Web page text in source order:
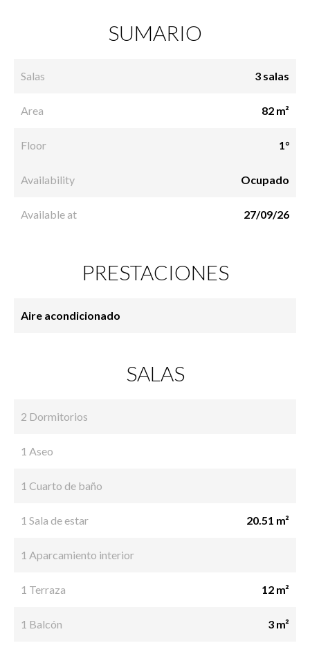
SUMARIO
Salas 3 salas
Area 82 m²
Floor 1°
Availability Ocupado
Available at 27/09/26
PRESTACIONES
Aire acondicionado
SALAS
2 Dormitorios
1 Aseo
1 Cuarto de baño
1 Sala de estar 20.51 m²
1 Aparcamiento interior
1 Terraza 12 m²
1 Balcón 3 m²